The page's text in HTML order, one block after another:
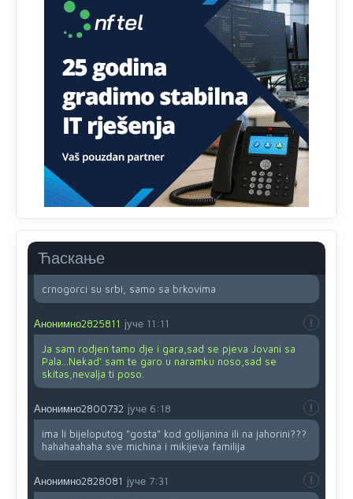
Ћаскање
Анонимно2818605 8/8/2026
Ovo pravilo jeste unijelo opravdan strah, posebno kada
su u pitanju starije osobe, osobe sa slabijim vidom ili
drhtavom rukom
Анонимно2819033 8/8/2026
Yes,nekada je bila corava kutija za IZBORE a danas su
coravi biraci.
Анонимно2553747 8/8/2026 2:53
muvjerujem.tekmi je 50 godina.
Анонимно2800732
crnogorci su srbi, samo sa brkovima
Анонимно2825811 јуче 11:11
Ja sam rodjen tamo dje i gara,sad se pjeva Jovani sa
Pala...Nekad' sam te garo u naramku noso,sad se
skitas,nevalja ti poso.
Анонимно2800732 јуче 6:18
ima li bijeloputog "gosta" kod golijanina ili na jahorini???
hahahaahaha sve michina i mikijeva familija
Анонимно2828081 јуче 7:31